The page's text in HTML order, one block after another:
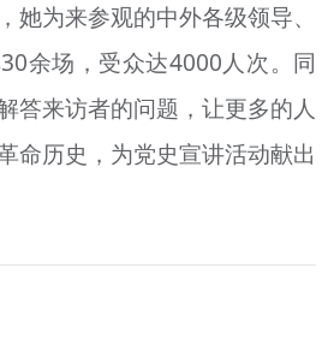
她为来参观的中外各级领导、
余场，受众达4000人次。同
答来访者的问题，让更多的人
命历史，为党史宣讲活动献出